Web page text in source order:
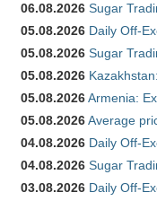
06.08.2026 Sugar
05.08.2026 Daily Off-
05.08.2026 Sugar
05.08.2026
05.08.2026Armenia:
05.08.2026Average
04.08.2026 Daily Off-
04.08.2026 Sugar
03.08.2026 Daily Off-